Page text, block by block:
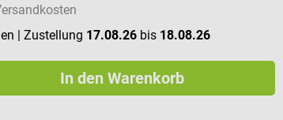
| Zustellung 17.08.26 bis 18.08.26
In den Warenkorb